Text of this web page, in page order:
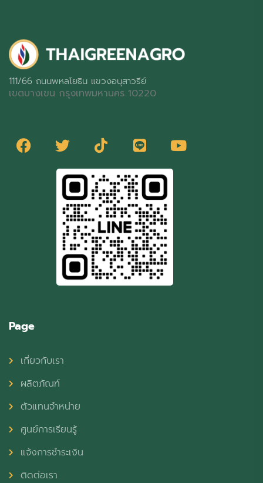
111/66 ถนนพหลโยธิน แขวงอนุสาวรีย์
เขตบางเขน กรุงเทพมหานคร 10220
Page
เกี่ยวกับเรา
ผลิตภัณฑ์
ตัวแทนจำหน่าย
ศูนย์การเรียนรู้
แจ้งการชำระเงิน
ติดต่อเรา